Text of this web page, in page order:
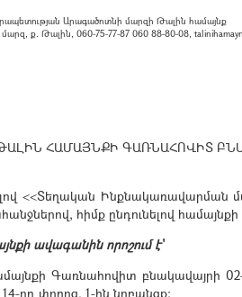
Արագածոտնի մարզի Թալին համայնք
ք. Թալին, 060-75-77-87 060 88-80-08,
ՀԱՄԱՅՆՔԻ ԳԱՌՆԱՀՈՎԻՏ
<<Տեղական Ինքնակառավարման
հիմք ընդունելով
ավագանին որոշում է`
Գառնահովիտ բնակավայրի
րդ փողոց, 1-ին նրբանցք։